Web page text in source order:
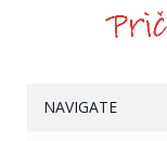
NAVIGATE